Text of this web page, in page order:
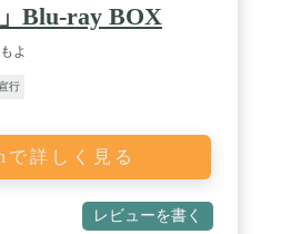
Blu-ray BOX
よ
行
で詳しく見る
レビューを書く